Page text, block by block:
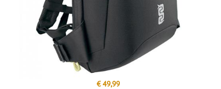
€ 49,99